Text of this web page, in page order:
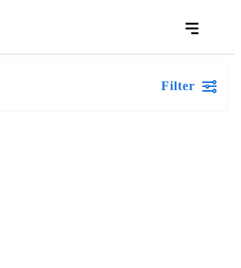
Filter